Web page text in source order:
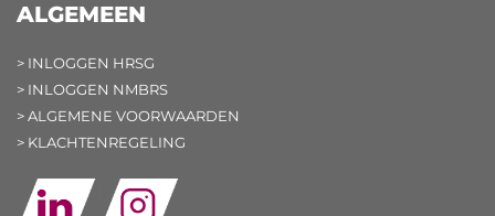
ALGEMEEN
> INLOGGEN HRSG
> INLOGGEN NMBRS
> ALGEMENE VOORWAARDEN
> KLACHTENREGELING